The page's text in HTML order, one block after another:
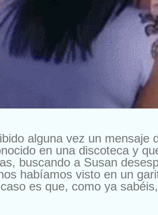
alguna vez un mensaje
en una discoteca y
buscando a Susan
habíamos visto en un
es que, como ya